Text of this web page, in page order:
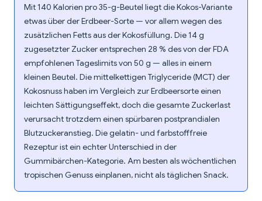
Mit 140 Kalorien pro 35-g-Beutel liegt die Kokos-Variante
etwas über der Erdbeer-Sorte — vor allem wegen des
zusätzlichen Fetts aus der Kokosfüllung. Die 14 g
zugesetzter Zucker entsprechen 28 % des von der FDA
empfohlenen Tageslimits von 50 g — alles in einem
kleinen Beutel. Die mittelkettigen Triglyceride (MCT) der
Kokosnuss haben im Vergleich zur Erdbeersorte einen
leichten Sättigungseffekt, doch die gesamte Zuckerlast
verursacht trotzdem einen spürbaren postprandialen
Blutzuckeranstieg. Die gelatin- und farbstofffreie
Rezeptur ist ein echter Unterschied in der
Gummibärchen-Kategorie. Am besten als wöchentlichen
tropischen Genuss einplanen, nicht als täglichen Snack.